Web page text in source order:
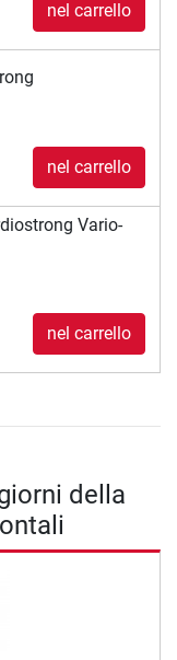
nel carrello
nel carrello
Vario-
nel carrello
della